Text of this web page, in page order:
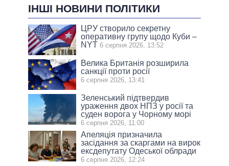
ІНШІ НОВИНИ ПОЛІТИКИ
ЦРУ створило секретну
оперативну групу щодо Куби –
NYT 6 серпня 2026, 13:52
Велика Британія розширила
санкції проти росії
6 серпня 2026, 13:41
Зеленський підтвердив
ураження двох НПЗ у росії та
суден ворога у Чорному морі
6 серпня 2026, 11:00
Апеляція призначила
засідання за скаргами на вирок
ексдепутату Одеської облради
6 серпня 2026, 12:24